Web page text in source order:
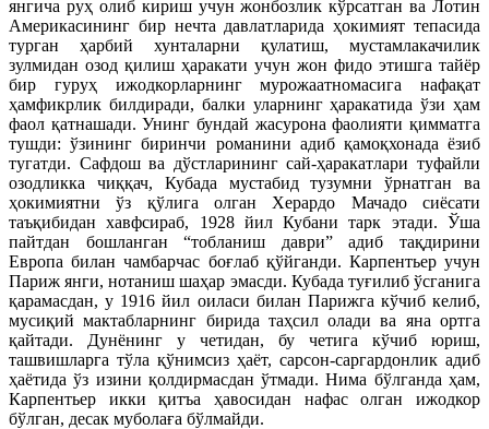
янгича руҳ олиб кириш учун жонбозлик кўрсатган ва Лотин
Америкасининг бир нечта давлатларида ҳокимият тепасида
турган ҳарбий хунталарни қулатиш, мустамлакачилик
зулмидан озод қилиш ҳаракати учун жон фидо этишга тайёр
бир гуруҳ ижодкорларнинг мурожаатномасига нафақат
ҳамфикрлик билдиради, балки уларнинг ҳаракатида ўзи ҳам
фаол қатнашади. Унинг бундай жасурона фаолияти қимматга
тушди: ўзининг биринчи романини адиб қамоқхонада ёзиб
тугатди. Сафдош ва дўстларининг сай-ҳаракатлари туфайли
озодликка чиққач, Кубада мустабид тузумни ўрнатган ва
ҳокимиятни ўз қўлига олган Херардо Мачадо сиёсати
таъқибидан хавфсираб, 1928 йил Кубани тарк этади. Ўша
пайтдан бошланган “тобланиш даври” адиб тақдирини
Европа билан чамбарчас боғлаб қўйганди. Карпентьер учун
Париж янги, нотаниш шаҳар эмасди. Кубада туғилиб ўсганига
қарамасдан, у 1916 йил оиласи билан Парижга кўчиб келиб,
мусиқий мактабларнинг бирида таҳсил олади ва яна ортга
қайтади. Дунёнинг у четидан, бу четига кўчиб юриш,
ташвишларга тўла қўнимсиз ҳаёт, сарсон-саргардонлик адиб
ҳаётида ўз изини қолдирмасдан ўтмади. Нима бўлганда ҳам,
Карпентьер икки қитъа ҳавосидан нафас олган ижодкор
бўлган, десак муболаға бўлмайди.